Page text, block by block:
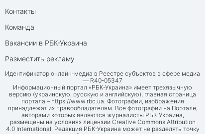
Контакты
Команда
Вакансии в РБК-Украина
Разместить рекламу
Идентификатор онлайн-медиа в Реестре субъектов в сфере медиа
— R40-05347
Информационный портал «РБК-Украина» имеет трехязычную
версию (украинскую, русскую и английскую), главная страница
портала – https://www.rbc.ua. Фотографии, изображения
принадлежат их правообладателям. Все фотографии на Портале,
авторами которых являются журналисты РБК-Украина,
размещены на условиях лицензии Creative Commons Attribution
4.0 International. Редакция РБК-Украина может не разделять точку